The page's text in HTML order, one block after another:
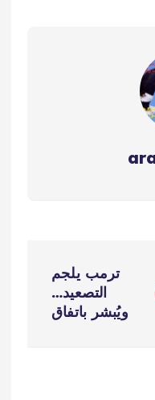
ترمب يلجم
التصعيد…
ويُبشر باتفاق